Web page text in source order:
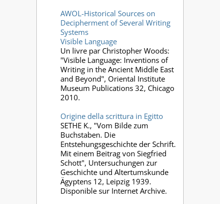
AWOL-Historical Sources on
Decipherment of Several Writing
Systems
Visible Language
Un livre par Christopher Woods:
"Visible Language: Inventions of
Writing in the Ancient Middle East
and Beyond", Oriental Institute
Museum Publications 32, Chicago
2010.
Origine della scrittura in Egitto
SETHE K., "Vom Bilde zum
Buchstaben. Die
Entstehungsgeschichte der Schrift.
Mit einem Beitrag von Siegfried
Schott", Untersuchungen zur
Geschichte und Altertumskunde
Ägyptens 12, Leipzig 1939.
Disponible sur Internet Archive.